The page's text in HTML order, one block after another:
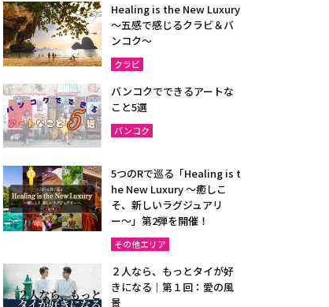
Healing is the New Luxury
～五感で感じるクラビ＆バ
ンコク～
クラビ
バンコクでできるアートな
こと5選
バンコク
5つのRで巡る「Healing is t
he New Luxury ～癒しこ
そ、新しいラグジュアリ
ー〜」第2弾を開催！
その他エリア
２人なら、もっとタイが好
きになる｜第１回：愛の風
景